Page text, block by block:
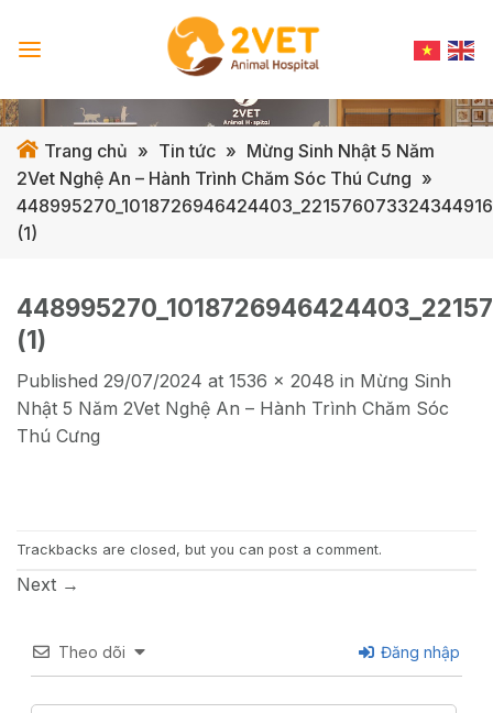
Trang chủ » Tin tức » Mừng Sinh Nhật 5 Năm
2Vet Nghệ An – Hành Trình Chăm Sóc Thú Cưng »
(1)
(1)
Published 29/07/2024 at 1536 × 2048 in Mừng Sinh
Nhật 5 Năm 2Vet Nghệ An – Hành Trình Chăm Sóc
Thú Cưng
Trackbacks are closed, but you can post a comment.
Next →
Theo dõi Đăng nhập